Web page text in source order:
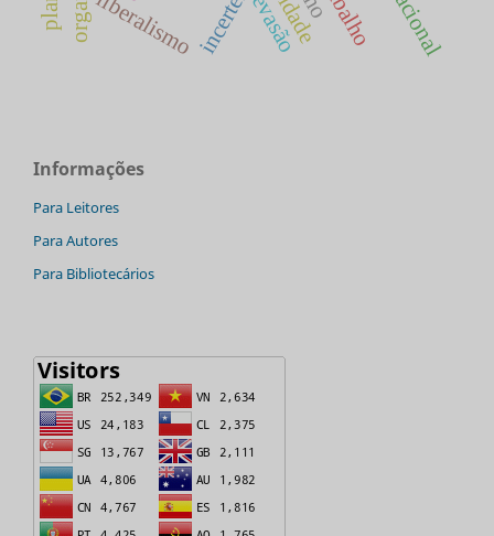
liberalismo evasão
Informações
Para Leitores
Para Autores
Para Bibliotecários